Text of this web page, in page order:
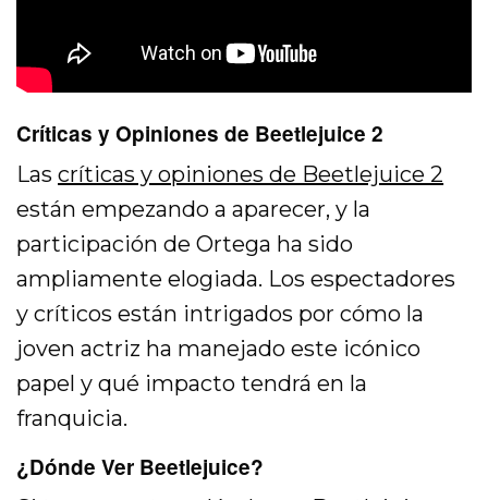
Críticas y Opiniones de Beetlejuice 2
Lascríticas y opiniones de Beetlejuice 2
están empezando a aparecer, y la
participación de Ortega ha sido
ampliamente elogiada. Los espectadores
y críticos están intrigados por cómo la
joven actriz ha manejado este icónico
papel y qué impacto tendrá en la
franquicia.
¿Dónde Ver Beetlejuice?